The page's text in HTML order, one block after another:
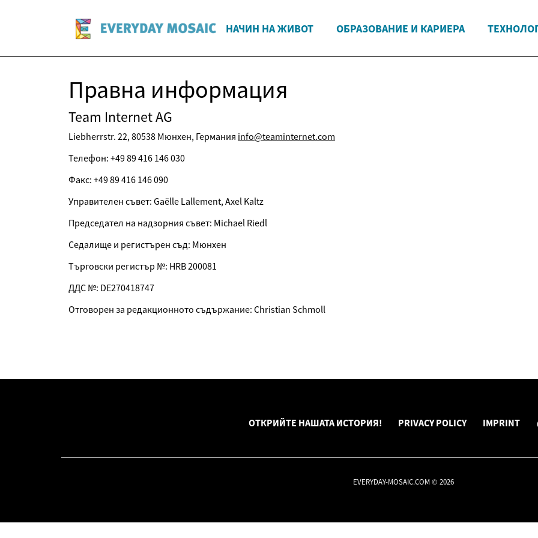
НАЧИН НА ЖИВОТ ОБРАЗОВАНИЕ И КАРИЕРА
Правна информация
Team Internet AG
Liebherrstr. 22, 80538 Мюнхен, Германия info@teaminternet.com
Телефон: +49 89 416 146 030
Факс: +49 89 416 146 090
Управителен съвет: Gaëlle Lallement, Axel Kaltz
Председател на надзорния съвет: Michael Riedl
Седалище и регистърен съд: Мюнхен
Търговски регистър №: HRB 200081
ДДС №: DE270418747
Отговорен за редакционното съдържание: Christian Schmoll
ОТКРИЙТЕ НАШАТА ИСТОРИЯ! PRIVACY POLICY IMPRINT
EVERYDAY-MOSAIC.COM © 2026